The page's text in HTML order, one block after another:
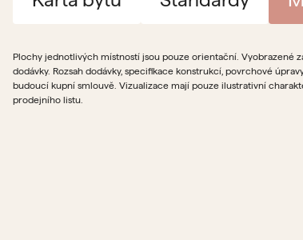
Plochy jednotlivých místností jsou pouze orientační. Vyobrazené
dodávky. Rozsah dodávky, specifikace konstrukcí, povrchové
budoucí kupní smlouvě. Vizualizace mají pouze ilustrativní
prodejního listu.